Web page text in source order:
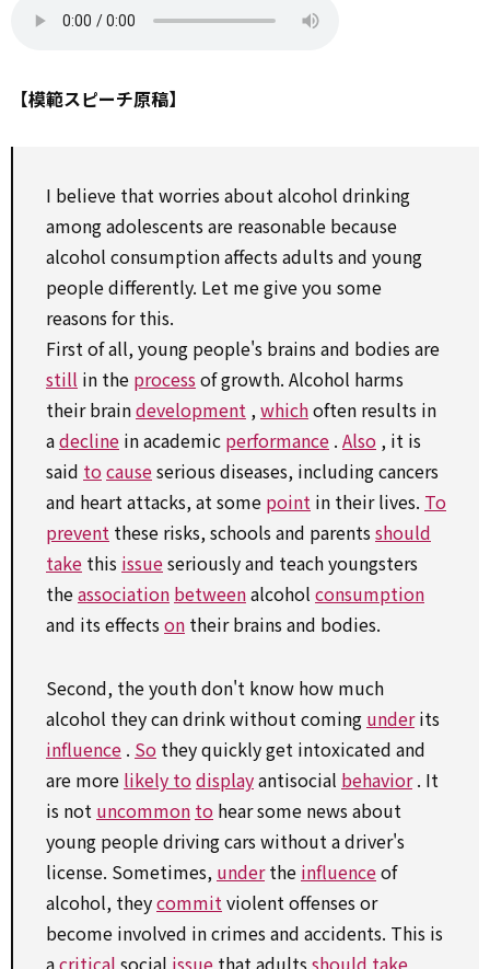
【模範スピーチ原稿】
I believe that worries about alcohol drinking
amongadolescents are reasonable because
alcohol consumptionaffects adults and young
people differently. Let me give you some
reasons forthis.
First of all, young people's brains and bodies are
still in the process of growth. Alcohol harms
their braindevelopment ,whichoften results in
adecline in academic performance . Also , it is
said tocauseserious diseases, including cancers
and heart attacks, at some point in their lives. To
prevent these risks, schools and parents should
take this issueseriously and teach youngsters
theassociation betweenalcohol consumption
and its effects on their brains and bodies.
Second, the youth don't know how much
alcohol they can drink without coming underits
influence . So they quickly get intoxicated and
are more likely todisplayantisocial behavior. It
is not uncommon to hear some news about
young people driving cars without a driver's
license. Sometimes, underthe influenceof
alcohol, theycommitviolent offenses or
become involved in crimes and accidents. This is
acritical social issue that adults should take